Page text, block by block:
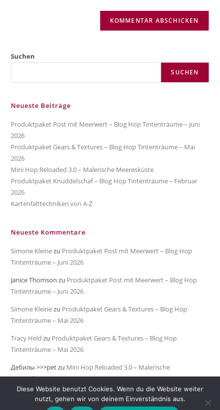
Suchen
SUCHEN
Neueste Beiträge
Produktpaket Post mit Meerwert – Blog Hop Tintenträume – Juni
2026
Produktpaket Gears & Textures – Blog Hop Tintenträume – Mai
2026
Mini Hop Reloaded 3.0 – Malerische Meeresküste
Produktpaket Knuddelschaf – Blog Hop Tintenträume – Februar
2026
Kartenfalttechniken von A-Z
Neueste Kommentare
Simone Kleinezu Produktpaket Post mit Meerwert – Blog Hop
Tintenträume – Juni 2026
Janice Thomson zu Produktpaket Post mit Meerwert – Blog Hop
Tintenträume – Juni 2026
Simone Kleinezu Produktpaket Gears & Textures – Blog Hop
Tintenträume – Mai 2026
Tracy Held zu Produktpaket Gears & Textures – Blog Hop
Tintenträume – Mai 2026
Дебилы >>>petzu Mini Hop Reloaded 3.0 – Malerische
Meeresküste
Diese Website benutzt Cookies. Wenn du die Website weiter
nutzt, gehen wir von deinem Einverständnis aus.